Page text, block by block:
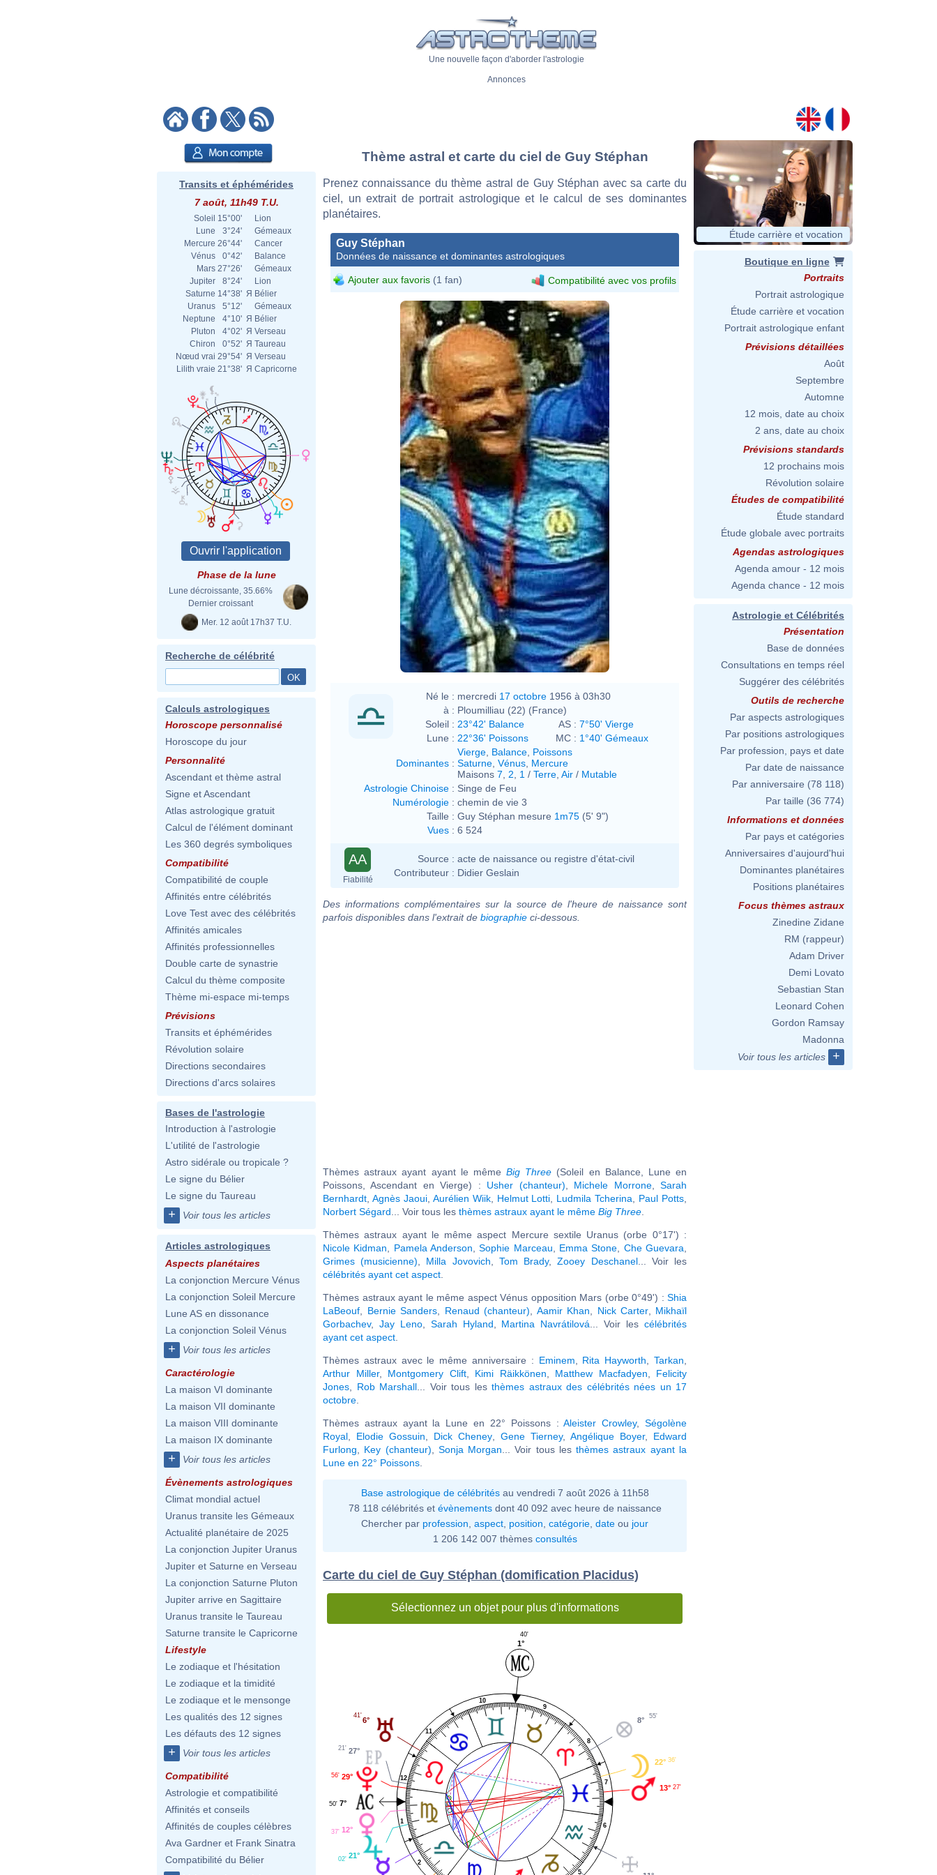
Une nouvelle façon d'aborder l'astrologie
Annonces
Transits et éphémérides
7 août, 11h49 T.U.
Soleil 15°00'
Lion
Lune
3°24'
Gémeaux
Mercure 26°44'
Cancer
Vénus
0°42'
Balance
Mars 27°26'
Gémeaux
Jupiter
8°24'
Lion
Saturne 14°38' Я Bélier
Uranus
5°12'
Gémeaux
Neptune
4°10' Я Bélier
Pluton
4°02' Я Verseau
Chiron
0°52' Я Taureau
Nœud vrai 29°54' Я Verseau
Lilith vraie 21°38' Я Capricorne
Phase de la lune
Lune décroissante, 35.66%
Dernier croissant
Mer. 12 août 17h37 T.U.
Recherche de célébrité
Calculs astrologiques
Horoscope personnalisé
Horoscope du jour
Personnalité
Ascendant et thème astral
Signe et Ascendant
Atlas astrologique gratuit
Calcul de l'élément dominant
Les 360 degrés symboliques
Compatibilité
Compatibilité de couple
Affinités entre célébrités
Love Test avec des célébrités
Affinités amicales
Affinités professionnelles
Double carte de synastrie
Calcul du thème composite
Thème mi-espace mi-temps
Prévisions
Transits et éphémérides
Révolution solaire
Directions secondaires
Directions d'arcs solaires
Bases de l'astrologie
Introduction à l'astrologie
L'utilité de l'astrologie
Astro sidérale ou tropicale ?
Le signe du Bélier
Le signe du Taureau
+ Voir tous les articles
Articles astrologiques
Aspects planétaires
La conjonction Mercure Vénus
La conjonction Soleil Mercure
Lune AS en dissonance
La conjonction Soleil Vénus
+ Voir tous les articles
Caractérologie
La maison VI dominante
La maison VII dominante
La maison VIII dominante
La maison IX dominante
+ Voir tous les articles
Évènements astrologiques
Climat mondial actuel
Uranus transite les Gémeaux
Actualité planétaire de 2025
La conjonction Jupiter Uranus
Jupiter et Saturne en Verseau
La conjonction Saturne Pluton
Jupiter arrive en Sagittaire
Uranus transite le Taureau
Saturne transite le Capricorne
Lifestyle
Le zodiaque et l'hésitation
Le zodiaque et la timidité
Le zodiaque et le mensonge
Les qualités des 12 signes
Les défauts des 12 signes
+ Voir tous les articles
Compatibilité
Astrologie et compatibilité
Affinités et conseils
Affinités de couples célèbres
Ava Gardner et Frank Sinatra
Compatibilité du Bélier
Thème astral et carte du ciel de Guy Stéphan
Prenez connaissance du thème astral de Guy Stéphan avec sa carte du
ciel, un extrait de portrait astrologique et le calcul de ses dominantes
planétaires.
Guy Stéphan
Données de naissance et dominantes astrologiques
Ajouter aux favoris (1 fan) Compatibilité avec vos profils
Olympique_de_Marseille_2011.jpeg
mustapha_ennaimi
Traleni talk
Olympique_de_Marseille_2011.jpeg
Né le : mercredi 17 octobre 1956 à 03h30
à : Ploumilliau (22) (France)
Soleil : 23°42' Balance AS : 7°50' Vierge
Lune : 22°36' Poissons MC : 1°40' Gémeaux
Dominantes :
Vierge Balance Poissons
Saturne Vénus Mercure
Maisons 7 2 1 / Terre Air / Mutable
Astrologie Chinoise : Singe de Feu
Numérologie : chemin de vie 3
Taille : Guy Stéphan mesure 1m75 (5' 9")
Vues : 6 524
AA
Fiabilité
Source : acte de naissance ou registre d'état-civil
Contributeur : Didier Geslain
Des informations complémentaires sur la source de l'heure de naissance sont
parfois disponibles dans l'extrait de biographie ci-dessous.
Thèmes astraux ayant ayant le même Big Three (Soleil en Balance, Lune en
Poissons, Ascendant en Vierge) : Usher (chanteur) Michele Morrone,Sarah
Bernhardt Agnès Jaoui, Aurélien Wiik, Helmut Lotti Ludmila Tcherina Paul Potts
Norbert Ségard ... Voir tous les thèmes astraux ayant le même Big Three
Thèmes astraux ayant le même aspect Mercure sextile Uranus (orbe 0°17') :
Nicole Kidman
Pamela Anderson ,Sophie Marceau Emma Stone Che Guevara
Grimes (musicienne)
Milla Jovovich Tom Brady,Zooey Deschanel... Voir les
célébrités ayant cet aspect
Thèmes astraux ayant le même aspect Vénus opposition Mars (orbe 0°49') : Shia
LaBeouf
Bernie Sanders Renaud (chanteur) Aamir Khan Nick Carter, Mikhaïl
Gorbachev, Jay Leno, Sarah Hyland Martina Navrátilová ... Voir lescélébrités
ayant cet aspect
Thèmes astraux avec le même anniversaire : Eminem Rita Hayworth ,Tarkan
Arthur Miller, Montgomery Clift, Kimi Räikkönen Matthew Macfadyen
Felicity
Jones
Rob Marshall ... Voir tous les thèmes astraux des célébrités nées un 17
octobre
Thèmes astraux ayant la Lune en 22° Poissons :Aleister Crowley,Ségolène
Royal
Elodie Gossuin Dick Cheney, Gene Tierney, Angélique Boyer, Edward
Furlong
Key (chanteur) Sonja Morgan ... Voir tous lesthèmes astraux ayant la
Lune en 22° Poissons
Base astrologique de célébritésau vendredi 7 août 2026 à 11h58
78 118 célébrités et évènementsdont 40 092 avec heure de naissance
Chercher par profession aspect position catégorie date ou jour
1 206 142 007 thèmes consultés
Carte du ciel de Guy Stéphan (domification Placidus)
Sélectionnez un objet pour plus d'informations
1
2
5
6
7
8
9
10
11
12
13° 27'
22° 36'
8°
55'
1°
40'
6°
41'
27°
21'
29°
56'
7°
50'
12°
37'
21°
02'
Étude carrière et vocation
Boutique en ligne
Portraits
Portrait astrologique
Étude carrière et vocation
Portrait astrologique enfant
Prévisions détaillées
Août
Septembre
Automne
12 mois, date au choix
2 ans, date au choix
Prévisions standards
12 prochains mois
Révolution solaire
Études de compatibilité
Étude standard
Étude globale avec portraits
Agendas astrologiques
Agenda amour - 12 mois
Agenda chance - 12 mois
Astrologie et Célébrités
Présentation
Base de données
Consultations en temps réel
Suggérer des célébrités
Outils de recherche
Par aspects astrologiques
Par positions astrologiques
Par profession, pays et date
Par date de naissance
Par anniversaire (78 118)
Par taille (36 774)
Informations et données
Par pays et catégories
Anniversaires d'aujourd'hui
Dominantes planétaires
Positions planétaires
Focus thèmes astraux
Zinedine Zidane
RM (rappeur)
Adam Driver
Demi Lovato
Sebastian Stan
Leonard Cohen
Gordon Ramsay
Madonna
Voir tous les articles
+